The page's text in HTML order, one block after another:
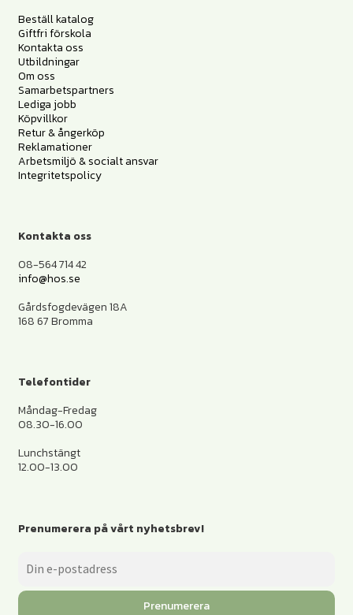
Beställ katalog
Giftfri förskola
Kontakta oss
Utbildningar
Om oss
Samarbetspartners
Lediga jobb
Köpvillkor
Retur & ångerköp
Reklamationer
Arbetsmiljö & socialt ansvar
Integritetspolicy
Kontakta oss
08-564 714 42
info@hos.se
Gårdsfogdevägen 18A
168 67 Bromma
Telefontider
Måndag-Fredag
08.30-16.00
Lunchstängt
12.00-13.00
Prenumerera på vårt nyhetsbrev!
Prenumerera